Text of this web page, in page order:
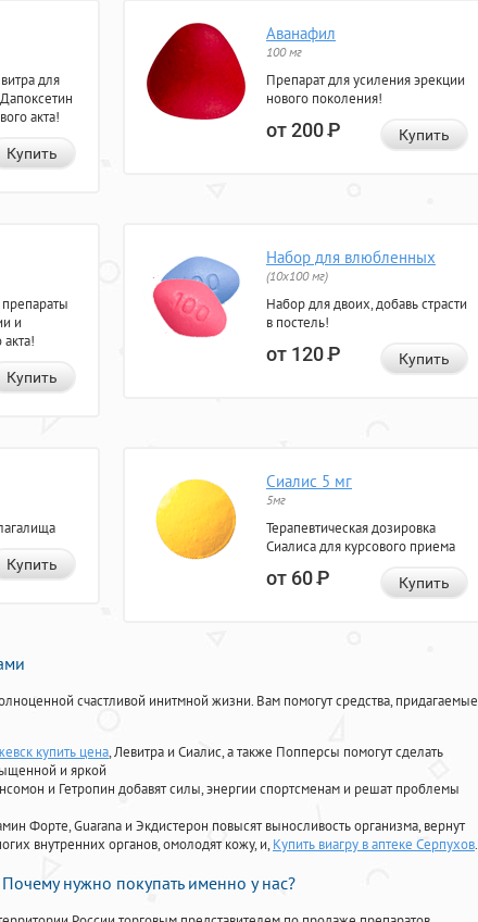
для
акта!
Купить
Аванафил
100 мг
Препарат для усиления эрекции
нового поколения!
от 200Р Купить
и
Купить
Набор для влюбленных
(10х100 мг)
Набор для двоих, добавь страсти
в постель!
от 120Р Купить
Купить
Сиалис 5 мг
5мг
Терапевтическая дозировка
Сиалиса для курсового приема
от 60Р Купить
счастливой инитмной жизни. Вам помогут средства, придагаемые
купить цена, Левитра и Сиалис, а также Попперсы помогут сделать
и яркой
и Гетропин добавят силы, энергии спортсменам и решат проблемы
Форте, Guarana и Экдистерон повысят выносливость организма, вернут
внутренних органов, омолодят кожу, и, Купить виагру в аптеке Серпухов.
нужно покупать именно у нас?